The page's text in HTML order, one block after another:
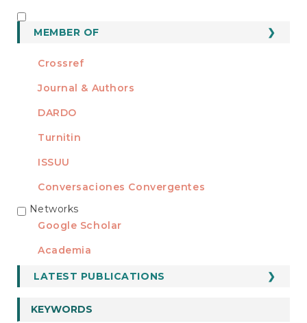
MEMBER OF
Crossref
Journal & Authors
DARDO
Turnitin
ISSUU
Conversaciones Convergentes
REDES
Networks
Google Scholar
Academia
LATEST PUBLICATIONS
KEYWORDS